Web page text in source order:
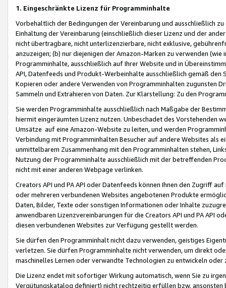
1. Eingeschränkte Lizenz für Programminhalte
Vorbehaltlich der Bedingungen der Vereinbarung und ausschließlich
Einhaltung der Vereinbarung (einschließlich dieser Lizenz und der
nicht übertragbare, nicht unterlizenzierbare, nicht exklusive,
anzuzeigen; (b) nur diejenigen der Amazon-Marken zu verwenden
Programminhalte, ausschließlich auf Ihrer Website und in
API, Datenfeeds und Produkt-Werbeinhalte ausschließlich gemäß
Kopieren oder andere Verwenden von Programminhalten zugunsten
Sammeln und Extrahieren von Daten. Zur Klarstellung: Zu den
Sie werden Programminhalte ausschließlich nach Maßgabe der
hiermit eingeräumten Lizenz nutzen. Unbeschadet des Vorstehenden
Umsätze auf eine Amazon-Website zu leiten, und werden
Verbindung mit Programminhalten Besucher auf andere Websites als
unmittelbarem Zusammenhang mit den Programminhalten stehen,
Nutzung der Programminhalte ausschließlich mit der betreffenden
nicht mit einer anderen Webpage verlinken.
Creators API und PA API oder Datenfeeds können Ihnen den Zugriff
oder mehreren verbundenen Websites angebotenen Produkte
Daten, Bilder, Texte oder sonstigen Informationen oder Inhalte
anwendbaren Lizenzvereinbarungen für die Creators API und PA API
diesen verbundenen Websites zur Verfügung gestellt werden.
Sie dürfen den Programminhalt nicht dazu verwenden, geistiges
verletzen. Sie dürfen Programminhalte nicht verwenden, um direkt
maschinelles Lernen oder verwandte Technologien zu entwickeln
Die Lizenz endet mit sofortiger Wirkung automatisch, wenn Sie zu
Vergütungskatalog definiert) nicht rechtzeitig erfüllen bzw. ansonsten